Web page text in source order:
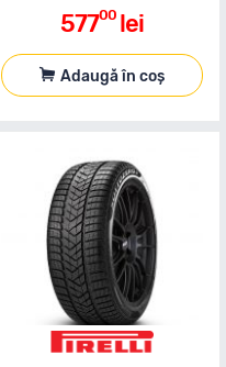
57700 lei
Adaugă în coș